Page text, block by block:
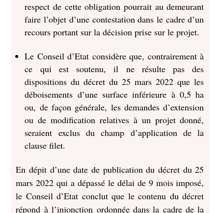
respect de cette obligation pourrait au demeurant
faire l’objet d’une contestation dans le cadre d’un
recours portant sur la décision prise sur le projet.
Le Conseil d’Etat considère que, contrairement à
ce qui est soutenu, il ne résulte pas des
dispositions du décret du 25 mars 2022 que les
déboisements d’une surface inférieure à 0,5 ha
ou, de façon générale, les demandes d’extension
ou de modification relatives à un projet donné,
seraient exclus du champ d’application de la
clause filet.
En dépit d’une date de publication du décret du 25
mars 2022 qui a dépassé le délai de 9 mois imposé,
le Conseil d’Etat conclut que le contenu du décret
répond à l’injonction ordonnée dans la cadre de la